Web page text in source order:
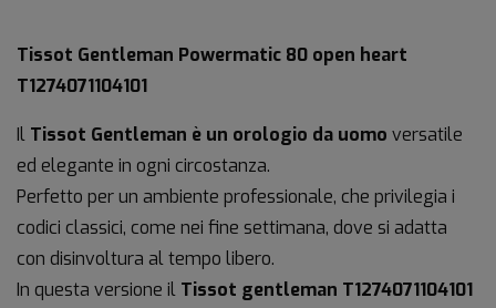
Tissot Gentleman Powermatic 80 open heart
T1274071104101
Il Tissot Gentleman è un orologio da uomo versatile
ed elegante in ogni circostanza.
Perfetto per un ambiente professionale, che privilegia i
codici classici, come nei fine settimana, dove si adatta
con disinvoltura al tempo libero.
In questa versione il Tissot gentleman T1274071104101